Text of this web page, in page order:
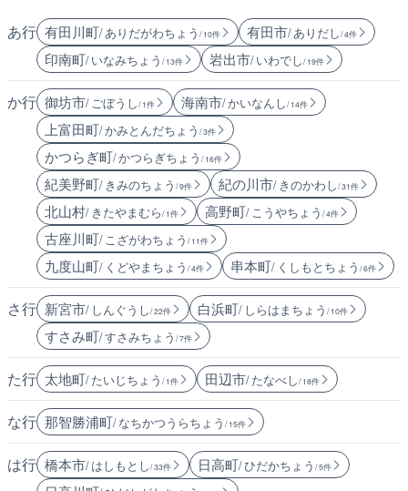
あ行 有田川町/ ありだがわちょう / 10件 有田市/ ありだし/ 4件
印南町/ いなみちょう / 13件 岩出市/ いわでし/ 19件
か行 御坊市/ ごぼうし/ 1件 海南市/ かいなんし/ 14件
上富田町/ かみとんだちょう / 3件
かつらぎ町/ かつらぎちょう / 16件
紀美野町/ きみのちょう / 9件 紀の川市/ きのかわし/ 31件
北山村/ きたやまむら/ 1件 高野町/ こうやちょう / 4件
古座川町/ こざがわちょう / 11件
九度山町/ くどやまちょう / 4件 串本町/ くしもとちょう / 6件
さ行 新宮市/ しんぐうし/ 22件 白浜町/ しらはまちょう / 10件
すさみ町/ すさみちょう / 7件
た行 太地町/ たいじちょう / 1件 田辺市/ たなべし/ 18件
な行 那智勝浦町/ なちかつうらちょう / 15件
は行 橋本市/ はしもとし/ 33件 日高町/ ひだかちょう / 5件